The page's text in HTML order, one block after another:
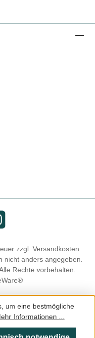
zzgl. Versandkosten
nicht anders angegeben.
Rechte vorbehalten.
um eine bestmögliche
Informationen ...